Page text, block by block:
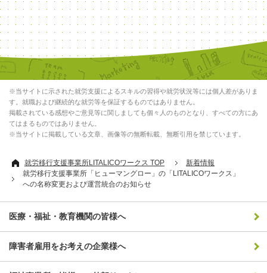
※当サイトに示された就労支援によるスキルの習得や就労状況等には個人差がありま
す。就職および継続的な就労等を保証するものではありません。
掲載されている感想やご意見等に関しましても個々人のものとなり、すべての方にあ
てはまるものではありません。
※当サイトに掲載している文章、画像等の無断転載、無断引用を禁じています。
就労移行支援事業所LITALICOワークス TOP
新着情報
就労移行支援事業所「ヒューマングロー」の「LITALICOワークス」
への名称変更および運営統合のお知らせ
医療・福祉・教育機関の皆様へ
障害者雇用をお考えの企業様へ